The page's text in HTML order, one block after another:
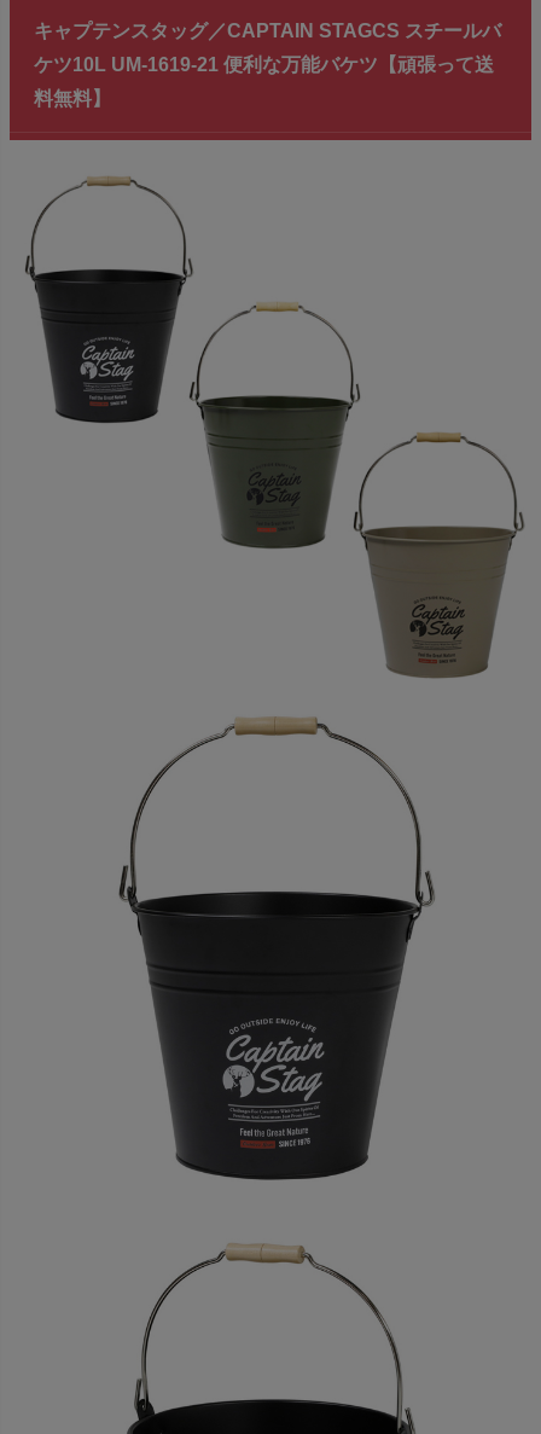
キャプテンスタッグ／CAPTAIN STAGCS スチールバ
ケツ10L UM-1619-21 便利な万能バケツ【頑張って送
料無料】